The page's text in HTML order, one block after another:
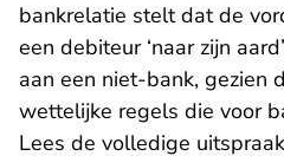
bankrelatie stelt dat de
een debiteur ‘naar zijn
aan een niet-bank, gezien
wettelijke regels die voor
Lees de volledige